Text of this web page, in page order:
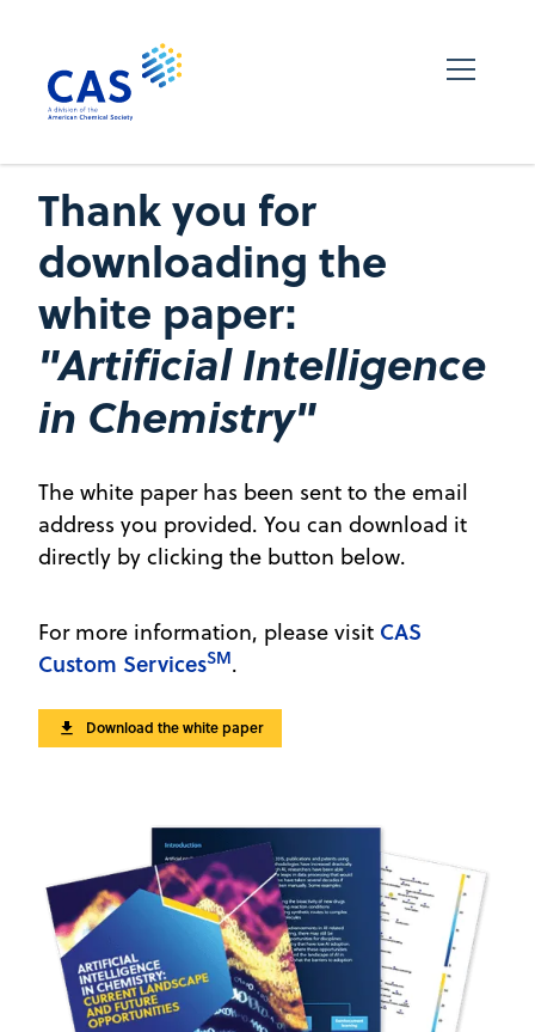
Thank you for
downloading the
white paper:
"Artificial Intelligence
in Chemistry"
The white paper has been sent to the email
address you provided. You can download it
directly by clicking the button below.
For more information, please visit CAS
Custom ServicesSM.
Download the white paper